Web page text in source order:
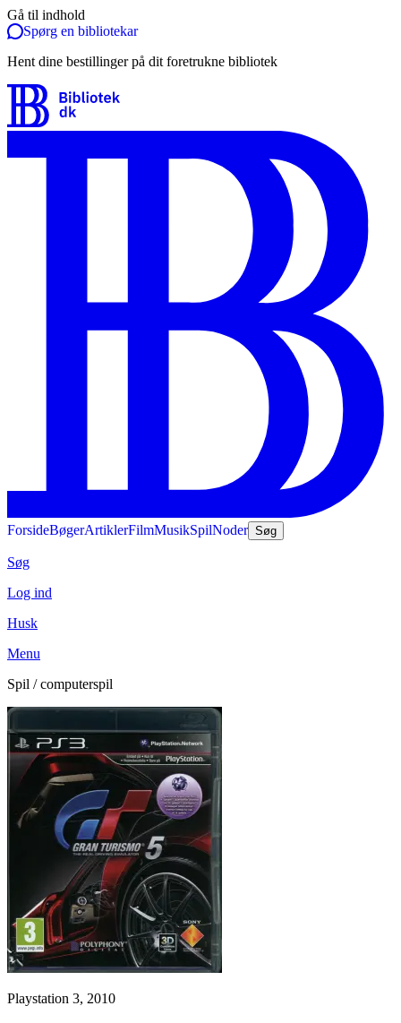
Gå til indhold
Spørg en bibliotekar
Hent dine bestillinger på dit foretrukne bibliotek
ForsideBøgerArtiklerFilmMusikSpilNoder Søg
Søg
Log ind
Husk
Menu
Spil / computerspil
Playstation 3, 2010